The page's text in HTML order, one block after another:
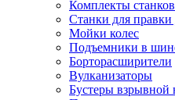
Комплекты станков
Станки для правки
Мойки колес
Подъемники в
Борторасширители
Вулканизаторы
Бустеры взрывной